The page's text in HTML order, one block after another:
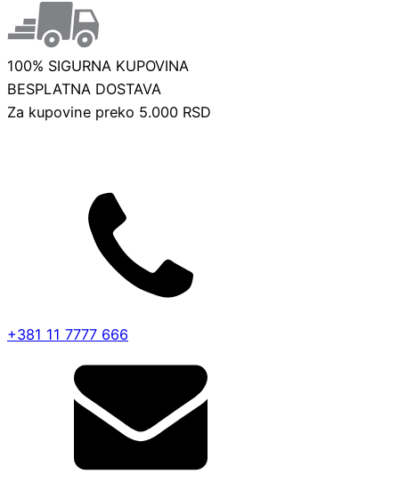
100% SIGURNA KUPOVINA
BESPLATNA DOSTAVA
Za kupovine preko 5.000 RSD
+381 11 7777 666